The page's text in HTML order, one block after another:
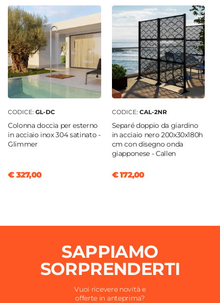
CODICE: GL-DC
Colonna doccia per esterno
in acciaio inox 304 satinato -
Glimmer
€ 327,00
CODICE: CAL-2NR
Separé doppio da giardino
in acciaio nero 200x30x180h
cm con disegno onda
giapponese - Callen
€ 172,00
SAPPIAMO
SORPRENDERTI
Vuoi ricevere novità e
offerte in anteprima?